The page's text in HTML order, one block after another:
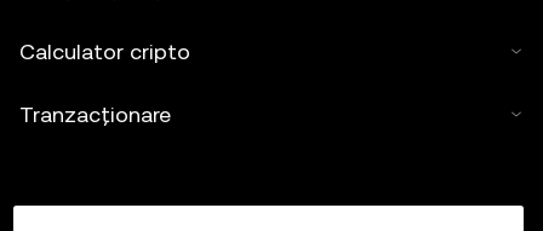
Calculator cripto
Tranzacționare